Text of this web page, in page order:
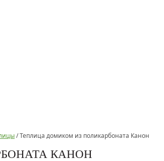
/Теплица домиком из поликарбоната Канон
КАНОН